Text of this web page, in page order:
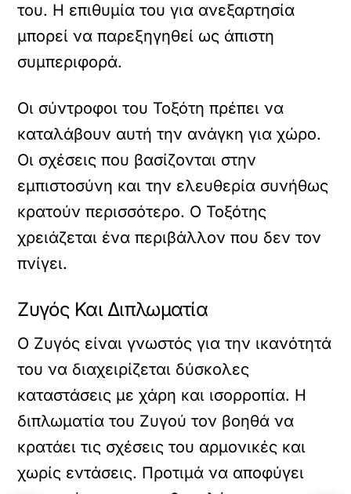
του. Η επιθυμία του για ανεξαρτησία
μπορεί να παρεξηγηθεί ως άπιστη
συμπεριφορά.
Οι σύντροφοι του Τοξότη πρέπει να
καταλάβουν αυτή την ανάγκη για χώρο.
Οι σχέσεις που βασίζονται στην
εμπιστοσύνη και την ελευθερία συνήθως
κρατούν περισσότερο. Ο Τοξότης
χρειάζεται ένα περιβάλλον που δεν τον
πνίγει.
Ζυγός Και Διπλωματία
Ο Ζυγός είναι γνωστός για την ικανότητά
του να διαχειρίζεται δύσκολες
καταστάσεις με χάρη και ισορροπία. Η
διπλωματία του Ζυγού τον βοηθά να
κρατάει τις σχέσεις του αρμονικές και
χωρίς εντάσεις. Προτιμά να αποφύγει